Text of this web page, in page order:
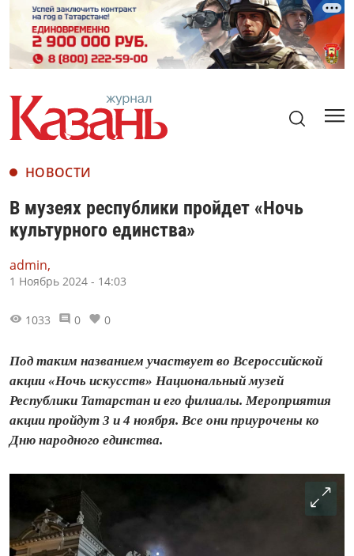
НОВОСТИ
В музеях республики пройдет «Ночь
культурного единства»
admin,
1 Ноябрь 2024 - 14:03
1033 0 0
Под таким названием участвует во Всероссийской
акции «Ночь искусств» Национальный музей
Республики Татарстан и его филиалы. Мероприятия
акции пройдут 3 и 4 ноября. Все они приурочены ко
Дню народного единства.